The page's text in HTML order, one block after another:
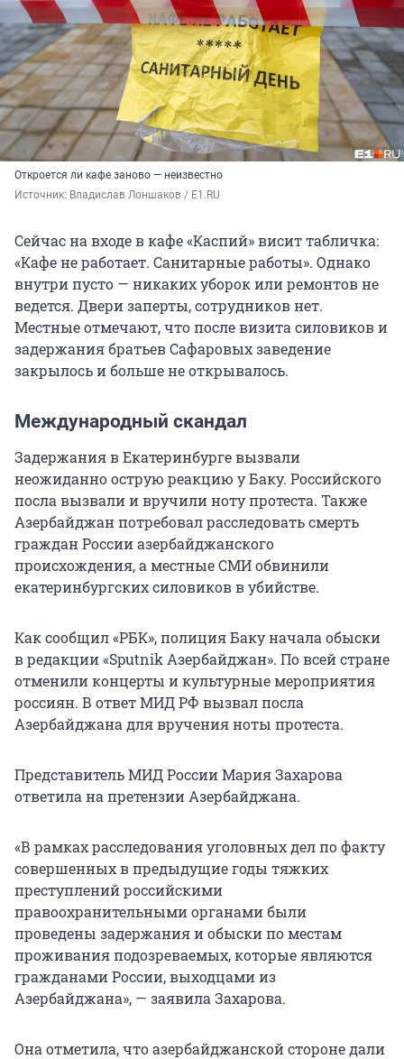
Откроется ли кафе заново — неизвестно
Источник: Владислав Лоншаков / E1.RU
Сейчас на входе в кафе «Каспий» висит табличка:
«Кафе не работает. Санитарные работы». Однако
внутри пусто — никаких уборок или ремонтов не
ведется. Двери заперты, сотрудников нет.
Местные отмечают, что после визита силовиков и
задержания братьев Сафаровых заведение
закрылось и больше не открывалось.
Международный скандал
Задержания в Екатеринбурге вызвали
неожиданно острую реакцию у Баку. Российского
посла вызвали и вручили ноту протеста. Также
Азербайджан потребовал расследовать смерть
граждан России азербайджанского
происхождения, а местные СМИ обвинили
екатеринбургских силовиков в убийстве.
Как сообщил «РБК», полиция Баку начала обыски
в редакции «Sputnik Азербайджан». По всей стране
отменили концерты и культурные мероприятия
россиян. В ответ МИД РФ вызвал посла
Азербайджана для вручения ноты протеста.
Представитель МИД России Мария Захарова
ответила на претензии Азербайджана.
«В рамках расследования уголовных дел по факту
совершенных в предыдущие годы тяжких
преступлений российскими
правоохранительными органамибыли
проведены задержания и обыски по местам
проживания подозреваемых, которые являются
гражданами России, выходцами из
Азербайджана», — заявила Захарова.
Она отметила, что азербайджанской стороне дали